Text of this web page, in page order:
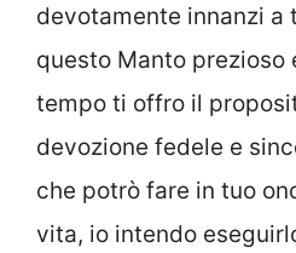
devotamente innanzi a
questo Manto prezioso
tempo ti offro il
devozione fedele e
che potrò fare in tuo
vita, io intendo